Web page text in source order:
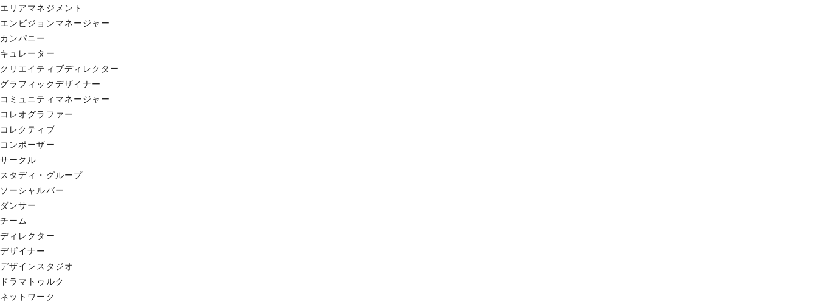
エリアマネジメント
エンビジョンマネージャー
カンパニー
キュレーター
クリエイティブディレクター
グラフィックデザイナー
コミュニティマネージャー
コレオグラファー
コレクティブ
コンポーザー
サークル
スタディ・グループ
ソーシャルバー
ダンサー
チーム
ディレクター
デザイナー
デザインスタジオ
ドラマトゥルク
ネットワーク